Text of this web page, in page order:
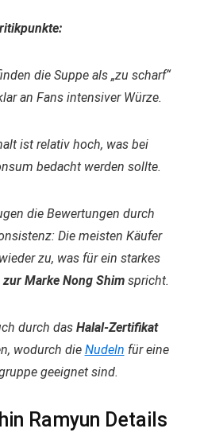
die Suppe als „zu scharf“
an Fans intensiver Würze.
ist relativ hoch, was bei
bedacht werden sollte.
die Bewertungen durch
Die meisten Käufer
zu, was für ein starkes
Marke Nong Shimspricht.
durch das Halal-Zertifikat
wodurch die Nudeln für eine
geeignet sind.
Ramyun Details